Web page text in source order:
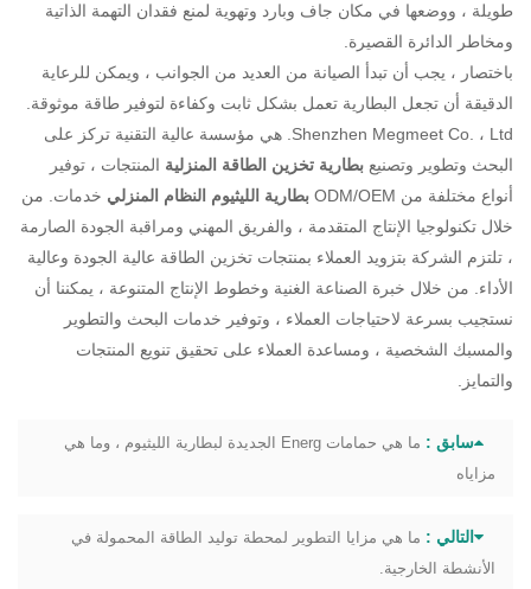
طويلة ، ووضعها في مكان جاف وبارد وتهوية لمنع فقدان التهمة الذاتية
ومخاطر الدائرة القصيرة.
باختصار ، يجب أن تبدأ الصيانة من العديد من الجوانب ، ويمكن للرعاية
الدقيقة أن تجعل البطارية تعمل بشكل ثابت وكفاءة لتوفير طاقة موثوقة.
Shenzhen Megmeet Co. ، Ltd. هي مؤسسة عالية التقنية تركز على
البحث وتطوير وتصنيع بطارية تخزين الطاقة المنزلية المنتجات ، توفير
أنواع مختلفة من ODM/OEM
بطارية الليثيوم النظام المنزلي خدمات. من
خلال تكنولوجيا الإنتاج المتقدمة ، والفريق المهني ومراقبة الجودة الصارمة
، تلتزم الشركة بتزويد العملاء بمنتجات تخزين الطاقة عالية الجودة وعالية
الأداء. من خلال خبرة الصناعة الغنية وخطوط الإنتاج المتنوعة ، يمكننا أن
نستجيب بسرعة لاحتياجات العملاء ، وتوفير خدمات البحث والتطوير
والمسبك الشخصية ، ومساعدة العملاء على تحقيق تنويع المنتجات
والتمايز.
سابق :
ما هي حمامات Energ الجديدة لبطارية الليثيوم ، وما هي
مزاياه
التالي : ما هي مزايا التطوير لمحطة توليد الطاقة المحمولة في
الأنشطة الخارجية.